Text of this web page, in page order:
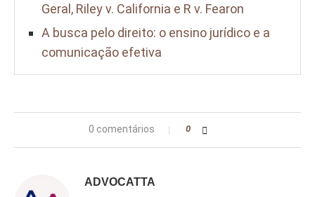
Geral, Riley v. California e R v. Fearon
A busca pelo direito: o ensino jurídico e a
comunicação efetiva
0 comentários 0
ADVOCATTA